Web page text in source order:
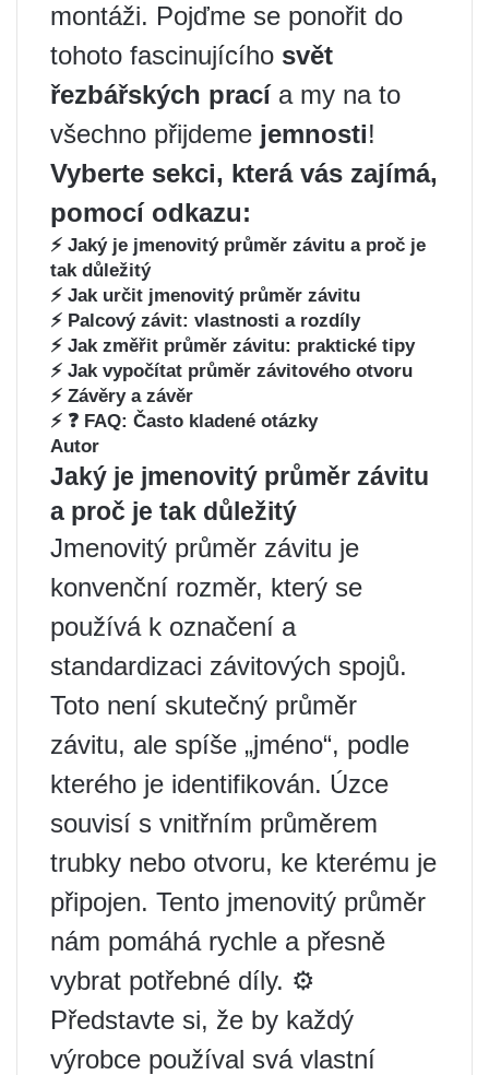
montáži. Pojďme se ponořit do
tohoto fascinujícího svět
řezbářských pracía my na to
všechno přijdeme jemnosti!
Vyberte sekci, která vás zajímá,
pomocí odkazu:
⚡ Jaký je jmenovitý průměr závitu a proč je
tak důležitý
⚡ Jak určit jmenovitý průměr závitu
⚡ Palcový závit: vlastnosti a rozdíly
⚡ Jak změřit průměr závitu: praktické tipy
⚡ Jak vypočítat průměr závitového otvoru
⚡ Závěry a závěr
⚡ ❓ FAQ: Často kladené otázky
Autor
Jaký je jmenovitý průměr závitu
a proč je tak důležitý
Jmenovitý průměr závitu je
konvenční rozměr, který se
používá k označení a
standardizaci závitových spojů.
Toto není skutečný průměr
závitu, ale spíše „jméno“, podle
kterého je identifikován. Úzce
souvisí s vnitřním průměrem
trubky nebo otvoru, ke kterému je
připojen. Tento jmenovitý průměr
nám pomáhá rychle a přesně
vybrat potřebné díly. ⚙️
Představte si, že by každý
výrobce používal svá vlastní